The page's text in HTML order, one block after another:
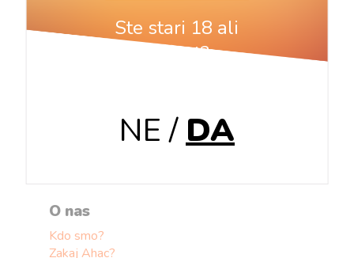
O nas
Kdo smo?
Zakaj Ahac?
Ste stari 18 ali
več let?
NE / DA